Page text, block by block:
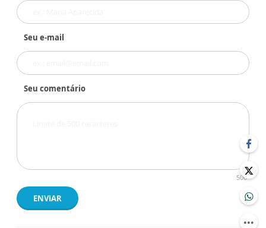
Seu e-mail
Seu comentário
500
ENVIAR